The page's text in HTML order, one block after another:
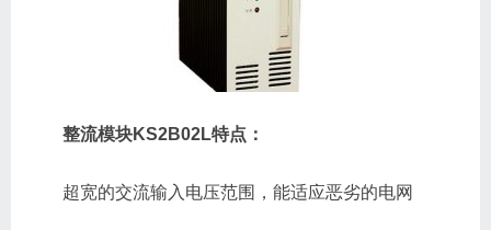
整流模块KS2B02L特点：
超宽的交流输入电压范围，能适应恶劣的电网